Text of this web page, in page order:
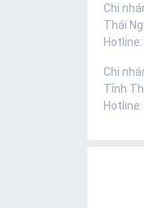
Chi
Thái
Hotline:
Chi
Tỉnh
Hotline: